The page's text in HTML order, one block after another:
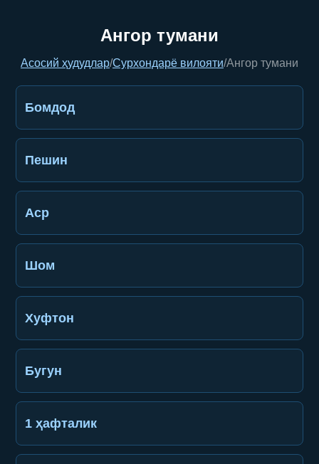
Ангор тумани
Асосий ҳудудлар/Сурхондарё вилояти/Ангор тумани
Бомдод
Пешин
Аср
Шом
Хуфтон
Бугун
1 ҳафталик